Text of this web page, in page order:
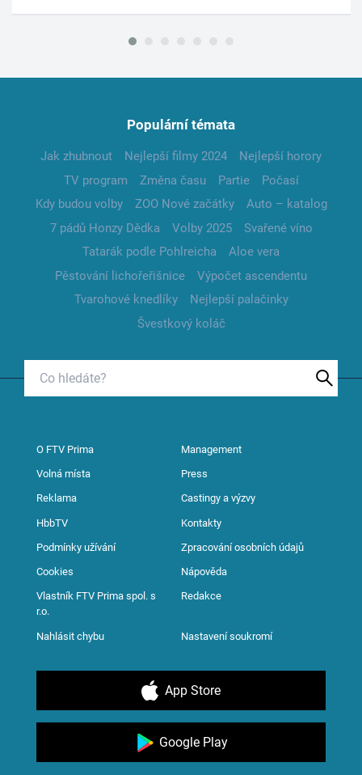
Populární témata
Jak zhubnout Nejlepší filmy 2024
Nejlepší horory
TV program
Změna času Partie
Počasí
Kdy budou volby
ZOO Nové začátky
Auto – katalog
7 pádů Honzy Dědka
Volby 2025
Svařené víno
Tatarák podle Pohlreicha
Aloe vera
Pěstování lichořeřišnice
Výpočet ascendentu
Tvarohové knedlíky
Nejlepší palačinky
Švestkový koláč
O FTV Prima Management
Volná místa Press
Reklama Castingy a výzvy
HbbTV Kontakty
Podmínky užívání Zpracování osobních údajů
Cookies Nápověda
Vlastník FTV Prima spol. s
r.o.
Redakce
Nahlásit chybu Nastavení soukromí
App Store
Google Play